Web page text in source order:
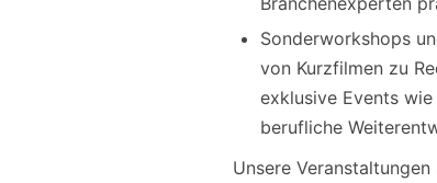
Sonderworkshops
von Kurzfilmen zu
exklusive Events
berufliche
Unsere